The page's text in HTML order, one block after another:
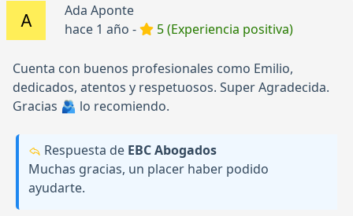
Ada Aponte
hace 1 año -
5 (Experiencia positiva)
Cuenta con buenos profesionales como Emilio,
dedicados, atentos y respetuosos. Super Agradecida.
Gracias 🫂 lo recomiendo.
Respuesta de EBC Abogados
Muchas gracias, un placer haber podido
ayudarte.